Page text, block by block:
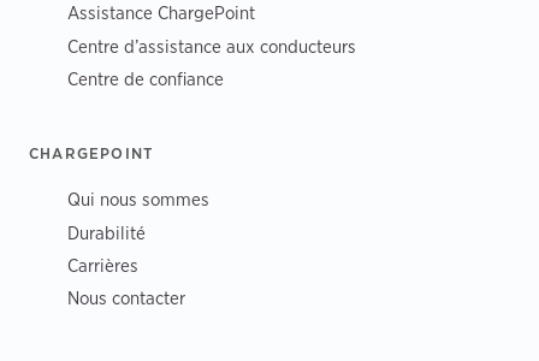
Assistance ChargePoint
Centre d’assistance aux conducteurs
Centre de confiance
CHARGEPOINT
Qui nous sommes
Durabilité
Carrières
Nous contacter